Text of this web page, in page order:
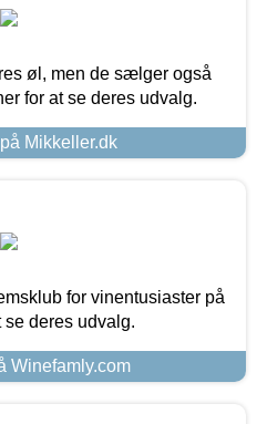
øl, men de sælger også
for at se deres udvalg.
Mikkeller.dk
for vinentusiaster på
deres udvalg.
Winefamly.com